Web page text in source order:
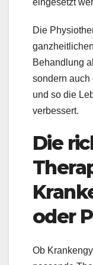
eingesetzt
Die
Behandlung
sondern auch
und so die
verbessert.
Die
oder
Ob